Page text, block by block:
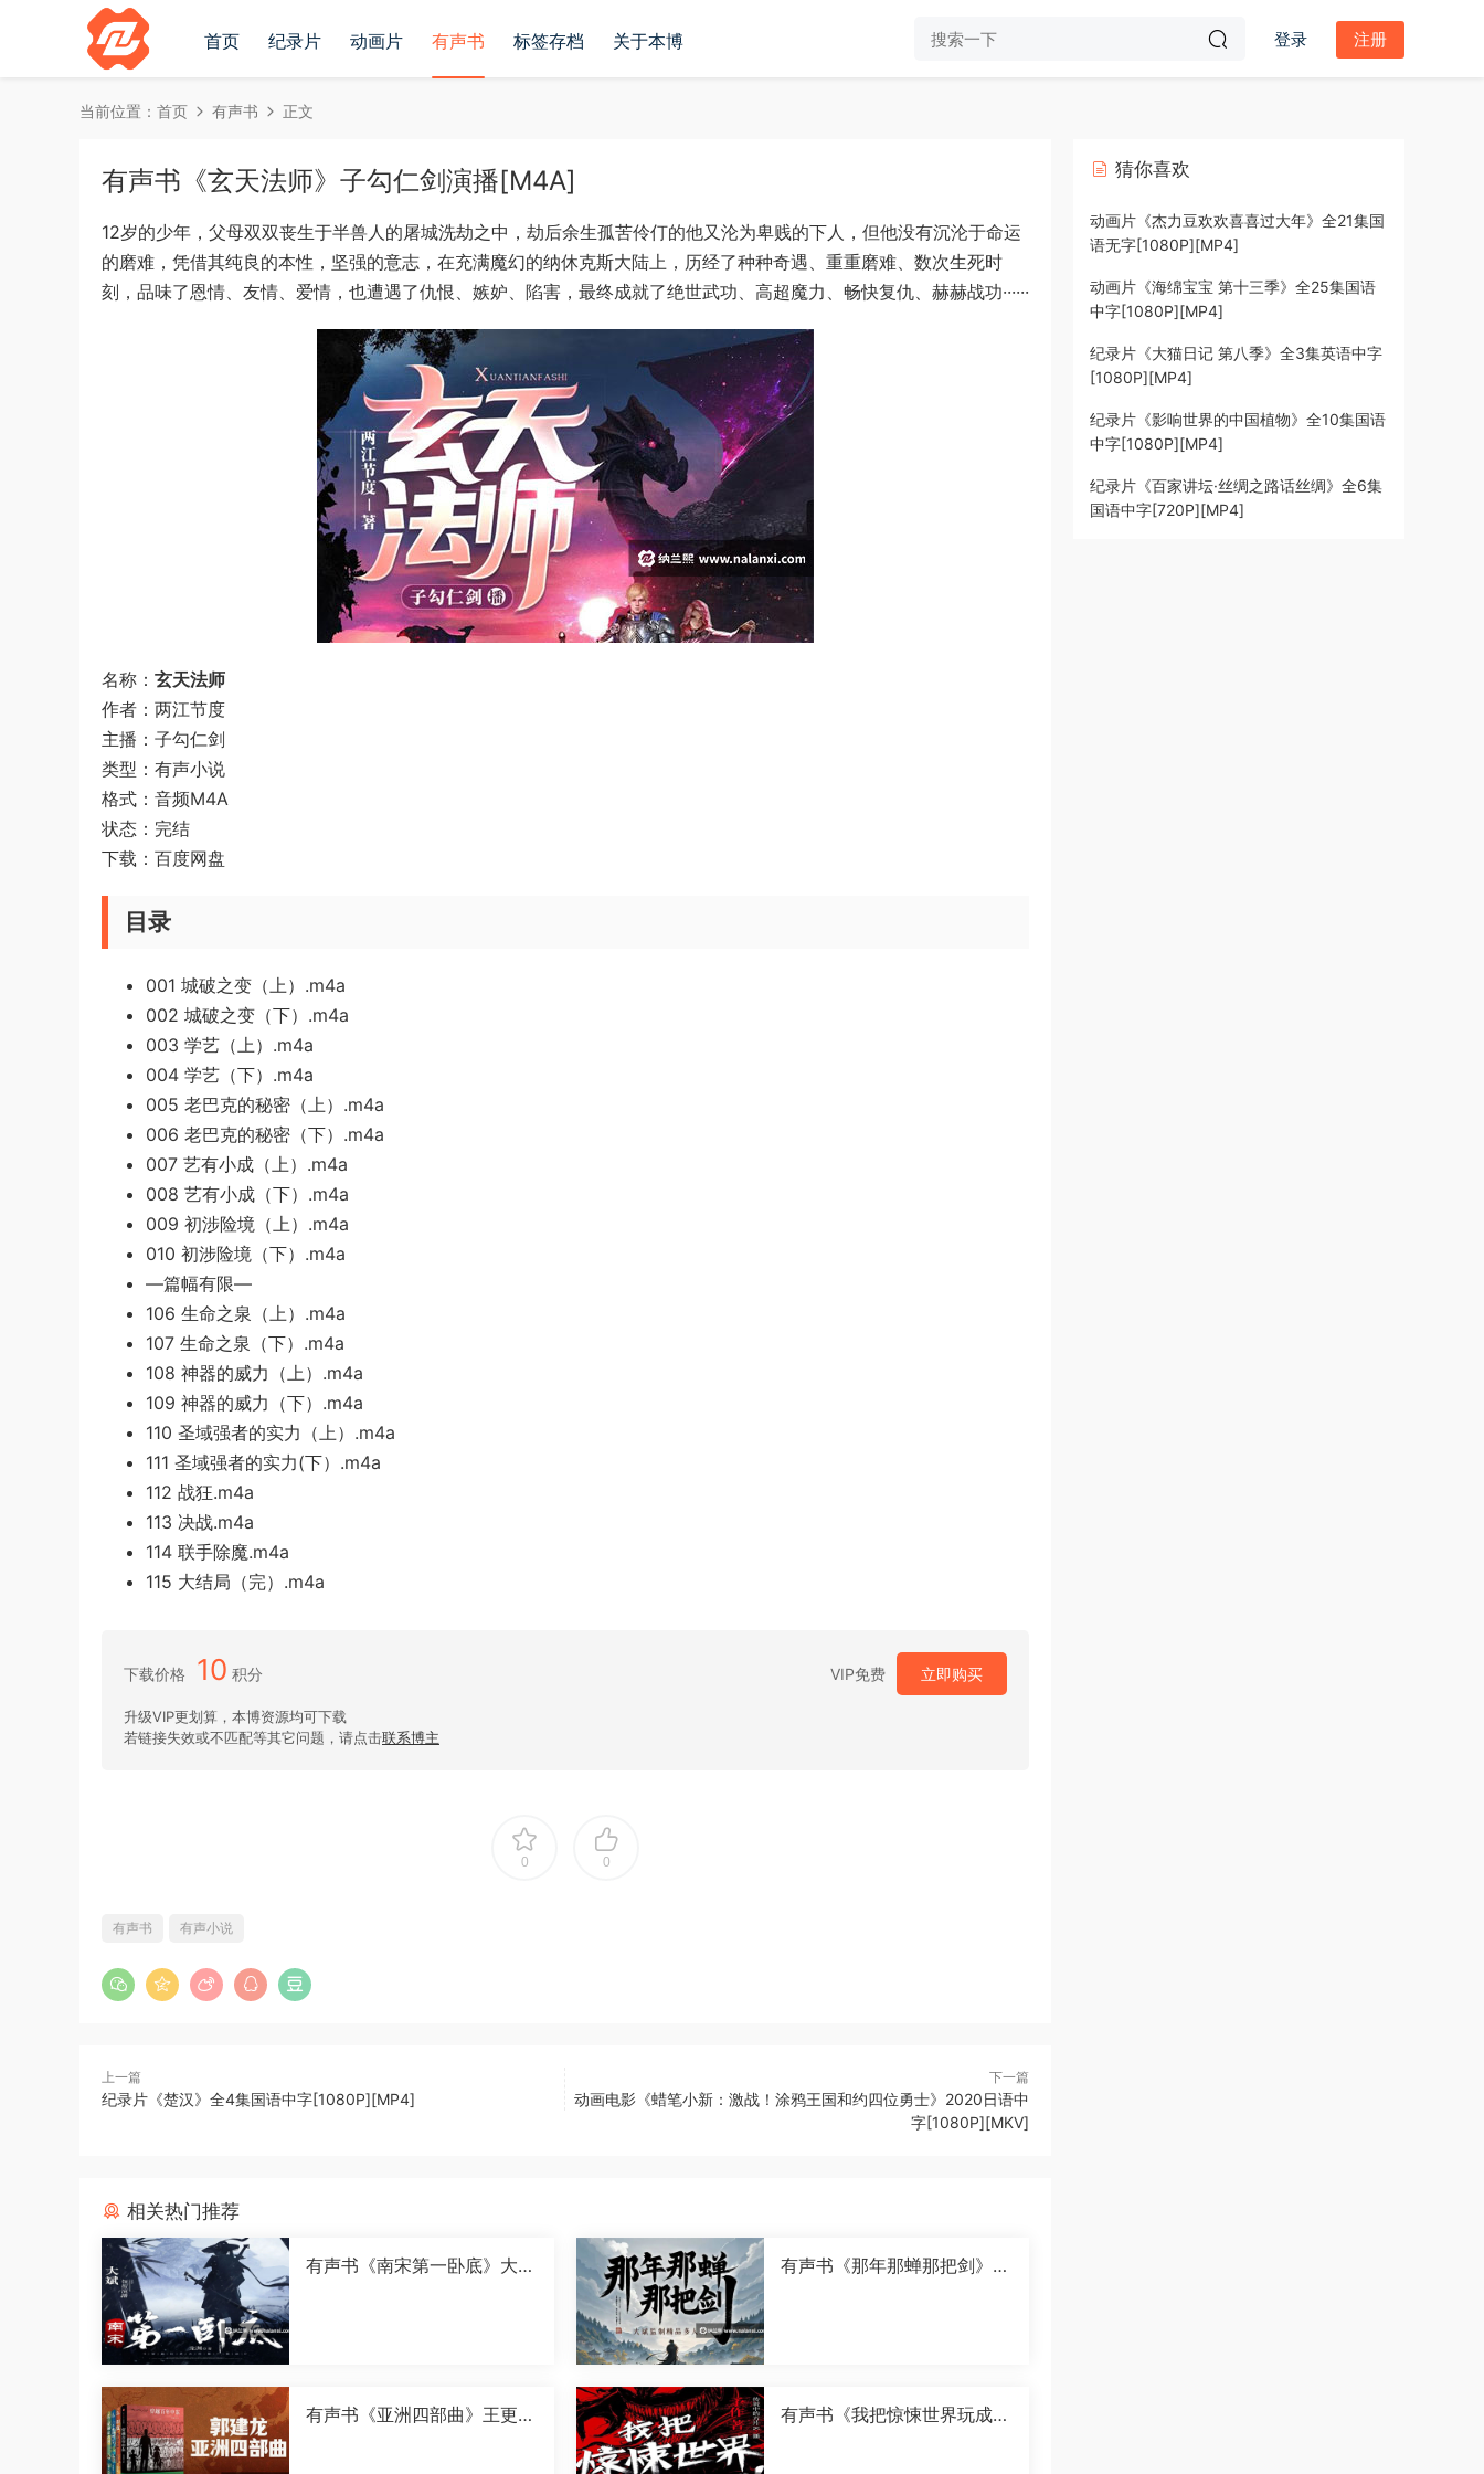
首页 纪录片 动画片 有声书 标签存档 关于本博 登录 注册
当前位置： 首页 有声书 正文
有声书《玄天法师》子勾仁剑演播[M4A]
12岁的少年，父母双双丧生于半兽人的屠城洗劫之中，劫后余生孤苦伶仃的他又沦为卑贱的下人，但他没有沉沦于命运
的磨难，凭借其纯良的本性，坚强的意志，在充满魔幻的纳休克斯大陆上，历经了种种奇遇、重重磨难、数次生死时
刻，品味了恩情、友情、爱情，也遭遇了仇恨、嫉妒、陷害，最终成就了绝世武功、高超魔力、畅快复仇、赫赫战功······
名称： 玄天法师
作者：两江节度
主播：子勾仁剑
类型：有声小说
格式：音频M4A
状态：完结
下载：百度网盘
目录
001 城破之变（上）.m4a
002 城破之变（下）.m4a
003 学艺（上）.m4a
004 学艺（下）.m4a
005 老巴克的秘密（上）.m4a
006 老巴克的秘密（下）.m4a
007 艺有小成（上）.m4a
008 艺有小成（下）.m4a
009 初涉险境（上）.m4a
010 初涉险境（下）.m4a
—篇幅有限—
106 生命之泉（上）.m4a
107 生命之泉（下）.m4a
108 神器的威力（上）.m4a
109 神器的威力（下）.m4a
110 圣域强者的实力（上）.m4a
111 圣域强者的实力(下）.m4a
112 战狂.m4a
113 决战.m4a
114 联手除魔.m4a
115 大结局（完）.m4a
下载价格 10 积分 VIP免费 立即购买
升级VIP更划算，本博资源均可下载
若链接失效或不匹配等其它问题，请点击联系博主
0 0
有声书 有声小说
上一篇
纪录片《楚汉》全4集国语中字[1080P][MP4]
下一篇
动画电影《蜡笔小新：激战！涂鸦王国和约四位勇士》2020日语中
字[1080P][MKV]
相关热门推荐
有声书《南宋第一卧底》大斌
有声书《那年那蝉那把剑》大
有声书《亚洲四部曲》王更新
有声书《我把惊悚世界玩成养
猜你喜欢
动画片《杰力豆欢欢喜喜过大年》全21集国
语无字[1080P][MP4]
动画片《海绵宝宝 第十三季》全25集国语
中字[1080P][MP4]
纪录片《大猫日记 第八季》全3集英语中字
[1080P][MP4]
纪录片《影响世界的中国植物》全10集国语
中字[1080P][MP4]
纪录片《百家讲坛·丝绸之路话丝绸》全6集
国语中字[720P][MP4]